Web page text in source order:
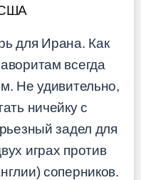
для Ирана. Как
всегда
Не удивительно,
ничейку с
задел для
играх против
соперников.